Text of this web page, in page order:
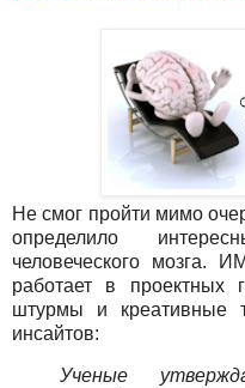
Не смог пройти мимо
определило
человеческого мозга.
работает в проектных
штурмы и креативные
инсайтов:
Ученые